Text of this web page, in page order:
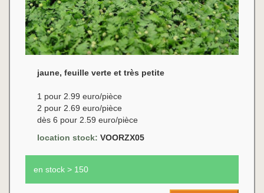
jaune, feuille verte et très petite
1 pour 2.99 euro/pièce
2 pour 2.69 euro/pièce
dès 6 pour 2.59 euro/pièce
location stock: VOORZX05
en stock > 150